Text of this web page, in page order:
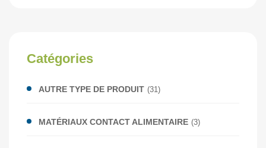
Catégories
AUTRE TYPE DE PRODUIT (31)
MATÉRIAUX CONTACT ALIMENTAIRE (3)